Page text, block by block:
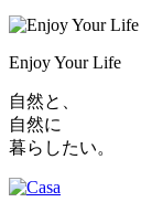
Enjoy Your Life
自然と、
自然に
暮らしたい。